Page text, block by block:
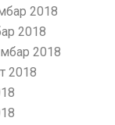
2018
2018
2018
2018